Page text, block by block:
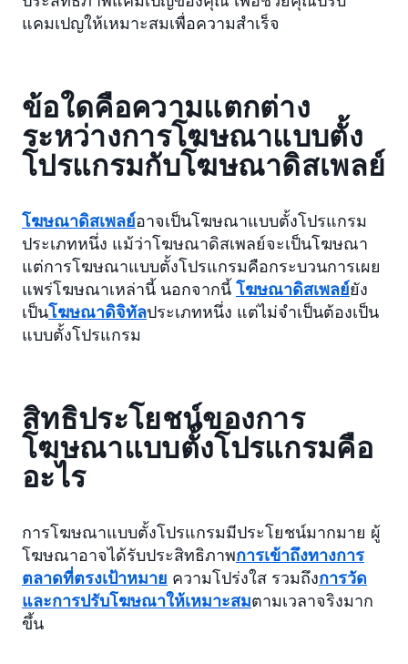
แคมเปญให้เหมาะสมเพื่อความสำเร็จ
ข้อใดคือความแตกต่าง
ระหว่างการโฆษณาแบบตั้ง
โปรแกรมกับโฆษณาดิสเพลย์
โฆษณาดิสเพลย์อาจเป็นโฆษณาแบบตั้งโปรแกรม
ประเภทหนึ่ง แม้ว่าโฆษณาดิสเพลย์จะเป็นโฆษณา
แต่การโฆษณาแบบตั้งโปรแกรมคือกระบวนการเผย
แพร่โฆษณาเหล่านี้ นอกจากนี้ โฆษณาดิสเพลย์ยัง
เป็นโฆษณาดิจิทัลประเภทหนึ่ง แต่ไม่จำเป็นต้องเป็น
แบบตั้งโปรแกรม
สิทธิประโยชน์ของการ
โฆษณาแบบตั้งโปรแกรมคือ
อะไร
การโฆษณาแบบตั้งโปรแกรมมีประโยชน์มากมาย ผู้
โฆษณาอาจได้รับประสิทธิภาพการเข้าถึงทางการ
ตลาดที่ตรงเป้าหมาย ความโปร่งใส รวมถึงการวัด
และการปรับโฆษณาให้เหมาะสมตามเวลาจริงมาก
ขึ้น